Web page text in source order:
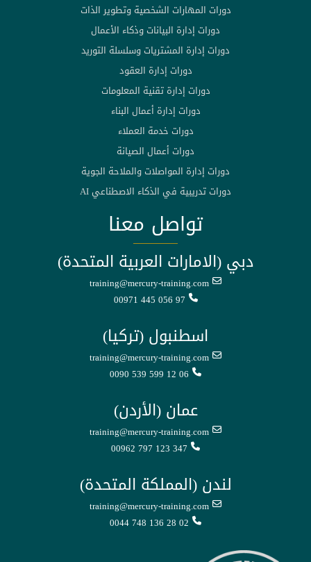
دورات المهارات الشخصية وتطوير الذات
دورات إدارة البيانات وذكاء الأعمال
دورات إدارة المشتريات وسلسلة التوريد
دورات إدارة العقود
دورات إدارة تقنية المعلومات
دورات إدارة أعمال البناء
دورات خدمة العملاء
دورات أعمال الصيانة
دورات إدارة المواصلات والملاحة الجوية
دورات تدريبية في الذكاء الاصطناعي AI
تواصل معنا
دبي (الامارات العربية المتحدة)
training@mercury-training.com
00971 445 056 97
اسطنبول (تركيا)
training@mercury-training.com
0090 539 599 12 06
عمان (الأردن)
training@mercury-training.com
00962 797 123 347
لندن (المملكة المتحدة)
training@mercury-training.com
0044 748 136 28 02